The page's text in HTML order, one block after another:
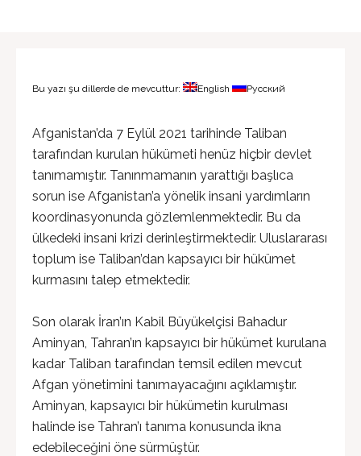
Bu yazı şu dillerde de mevcuttur: English Русский
Afganistan’da 7 Eylül 2021 tarihinde Taliban
tarafından kurulan hükümeti henüz hiçbir devlet
tanımamıştır. Tanınmamanın yarattığı başlıca
sorun ise Afganistan’a yönelik insani yardımların
koordinasyonunda gözlemlenmektedir. Bu da
ülkedeki insani krizi derinleştirmektedir. Uluslararası
toplum ise Taliban’dan kapsayıcı bir hükümet
kurmasını talep etmektedir.
Son olarak İran’ın Kabil Büyükelçisi Bahadur
Aminyan, Tahran’ın kapsayıcı bir hükümet kurulana
kadar Taliban tarafından temsil edilen mevcut
Afgan yönetimini tanımayacağını açıklamıştır.
Aminyan, kapsayıcı bir hükümetin kurulması
halinde ise Tahran’ı tanıma konusunda ikna
edebileceğini öne sürmüştür.